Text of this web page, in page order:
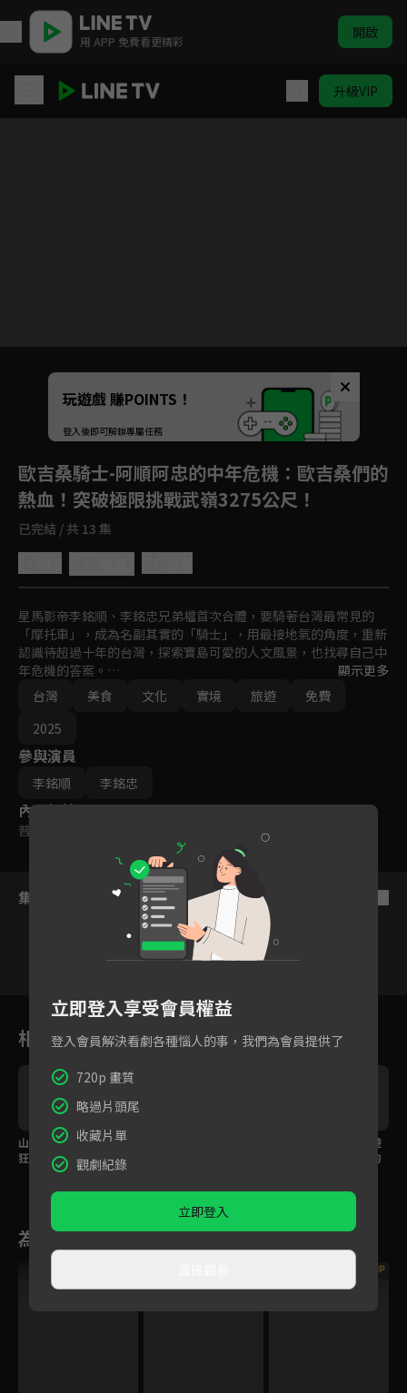
用 APP 免費看更精彩 開啟
升級VIP
Unmute
玩遊戲 賺POINTS！
登入後即可解鎖專屬任務
歐吉桑騎士-阿順阿忠的中年危機 ：歐吉桑們的
熱血！突破極限挑戰武嶺3275公尺！
已完結 / 共 13 集
星馬影帝李銘順、李銘忠兄弟檔首次合體，要騎著台灣最常見的
「摩托車」，成為名副其實的「騎士」，用最接地氣的角度，重新
認識待超過十年的台灣，探索寶島可愛的人文風景，也找尋自己中
年危機的答案。
文化的碰撞與衝擊、親身體驗與生活，用美食與台灣人做交流～這
是一場最有挑戰、最有深度、最溫暖的硬漢之旅！
顯示更多
台灣
美食 文化 實境 旅遊
免費
2025
參與演員
李銘順 李銘忠
內容標籤
普遍級
集數列表
2 3
相關花絮
山路騎到發抖！大卡車
狂逼近全員嚇到尖叫連
準備好跟著阿順阿忠遊
山玩水嗎？充滿挑戰的
為您推薦
VIP
立即登入享受會員權益
登入會員解決看劇各種惱人的事，我們為會員提供了
720p 畫質
略過片頭尾
收藏片單
觀劇紀錄
立即登入